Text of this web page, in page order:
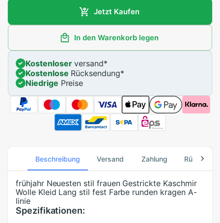
Jetzt Kaufen
In den Warenkorb legen
Kostenloserversand*
Kostenlose Rücksendung*
Niedrige Preise
Beschreibung Versand Zahlung
frühjahr Neuesten stil frauen Gestrickte Kaschmir
Wolle Kleid Lang stil fest Farbe runden kragen A-
linie
Spezifikationen: